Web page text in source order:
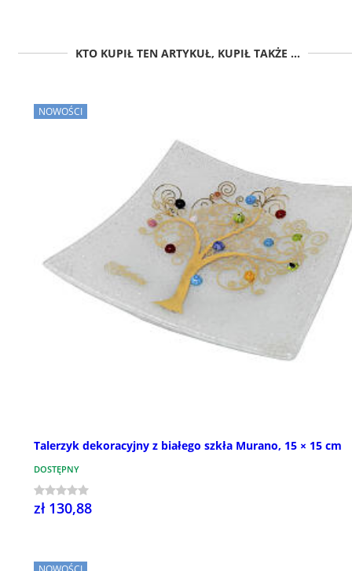
KTO KUPIŁ TEN ARTYKUŁ, KUPIŁ TAKŻE ...
NOWOŚCI
Talerzyk dekoracyjny z białego szkła Murano, 15 × 15 cm
DOSTĘPNY
zł 130,88